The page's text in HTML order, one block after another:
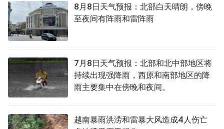
8月8日天气预报：北部白天晴朗，傍晚
至夜间有阵雨和雷阵雨
7月8日天气预报：北部和北中部地区将
持续出现强降雨，西原和南部地区的降
雨主要集中在傍晚和夜间。
越南暴雨洪涝和雷暴大风造成4人伤亡